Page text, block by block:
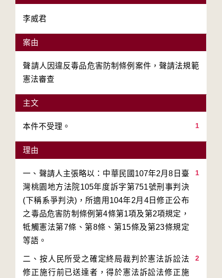
李威君
案由
聲請人因違反毒品危害防制條例案件，聲請法規範
憲法審查
主文
1
本件不受理。
理由
1
一、聲請人主張略以：中華民國107年2月8日臺
灣桃園地方法院105年度訴字第751號刑事判決
(下稱系爭判決)，所適用104年2月4日修正公布
之毒品危害防制條例第4條第1項及第2項規定，
牴觸憲法第7條、第8條、第15條及第23條規定
2
二、按人民所受之確定終局裁判於憲法訴訟法
修正施行前已送達者，得於憲法訴訟法修正施